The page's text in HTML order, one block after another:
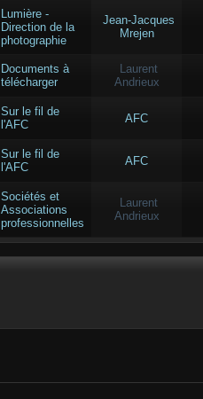
Lumière -
Direction de la
photographie
Jean-Jacques
Mrejen
Documents à
télécharger
Laurent
Andrieux
Sur le fil de
l'AFC
AFC
Sur le fil de
l'AFC
AFC
Sociétés et
Associations
professionnelles
Laurent
Andrieux